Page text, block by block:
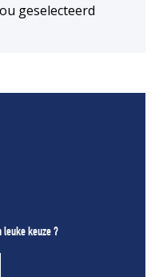
geselecteerd
leuke keuze ?